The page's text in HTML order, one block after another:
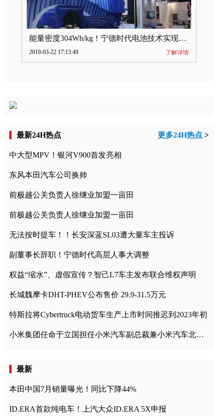
能量密度304Wh/kg！宁德时代电池技术实现突破
2019-03-22 17:13:49 了解详情
最新24H热点 更多24H热点 >
中大型MPV！银河V900首发亮相
东风本田汽车公司换帅
前极越公关负责人徐继业加盟一亩田
前极越公关负责人徐继业加盟一亩田
无法按时提车！！长安深蓝SL03遭大量车主投诉
副董事长辞职！宁德时代高层人事大调整
权益“缩水”、虚假宣传？智己L7车主发布联合维权声明
长城魏摩卡DHT-PHEV公布售价 29.9-31.5万元
特斯拉将Cybertruck电动货车生产上市时间推迟到2023年初
小米集团任命于立国担任小米汽车副总裁兼小米汽车北京总部政委
最新
本田中国7月销量曝光！同比下降44%
ID.ERA首款纯电车！上汽大众ID.ERA 5X申报